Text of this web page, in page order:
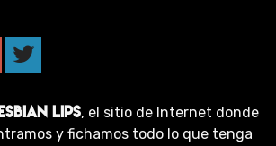
LIPS, el sitio de Internet donde
y fichamos todo lo que tenga